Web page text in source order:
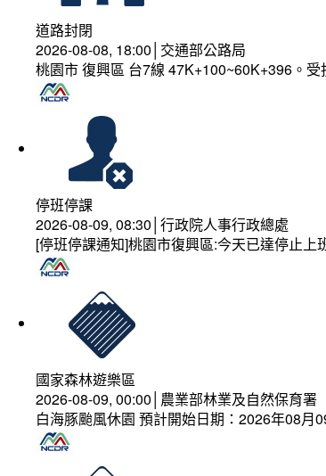
道路封閉
2026-08-08, 18:00│交通部公路局
桃園市 復興區 台7線 47K+100~60K+396。受
停班停課
2026-08-09, 08:30│行政院人事行政總處
[停班停課通知]桃園市復興區:今天已達停止
國家森林遊樂區
2026-08-09, 00:00│農業部林業及自然保育署
白海豚颱風休園 預計開始日期：2026年08月